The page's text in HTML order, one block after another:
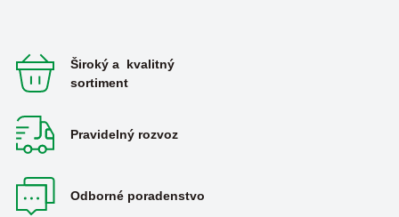
Široký a kvalitný
sortiment
Pravidelný rozvoz
Odborné poradenstvo